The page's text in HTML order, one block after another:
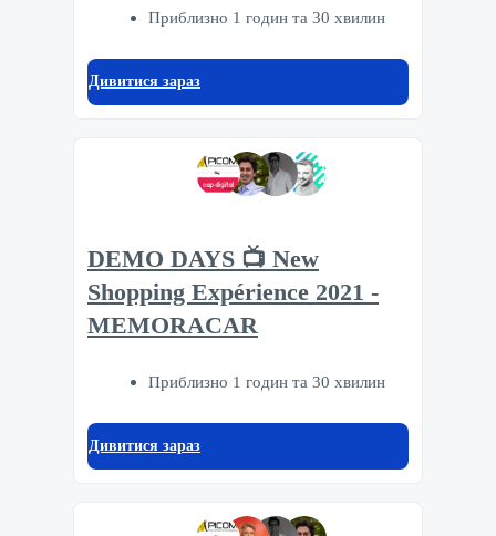
Приблизно 1 годин та 30 хвилин
Дивитися зараз
DEMO DAYS 📺 New
Shopping Expérience 2021 -
MEMORACAR
Приблизно 1 годин та 30 хвилин
Дивитися зараз